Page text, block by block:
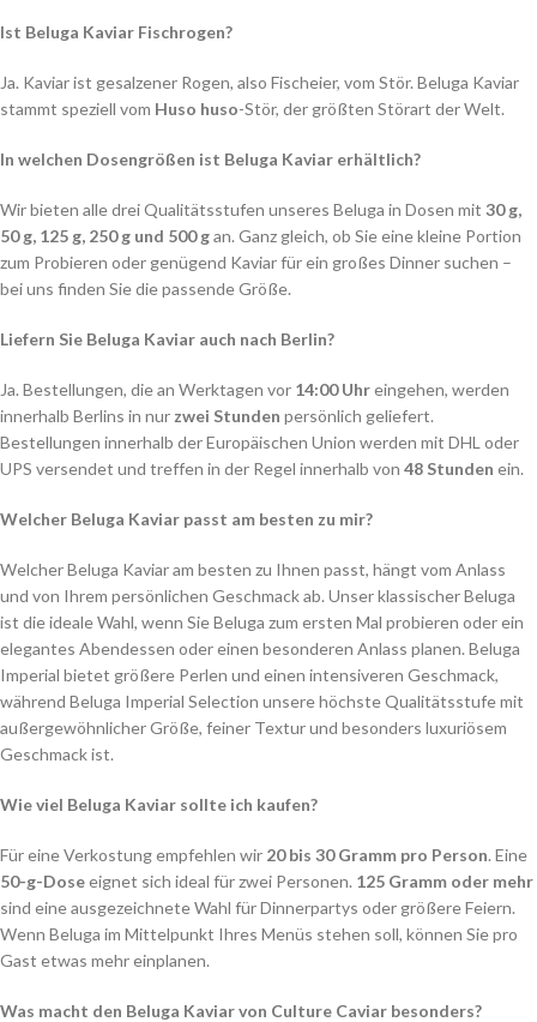
Ist Beluga Kaviar Fischrogen?
Ja. Kaviar ist gesalzener Rogen, also Fischeier, vom Stör. Beluga Kaviar
stammt speziell vom Huso huso-Stör, der größten Störart der Welt.
In welchen Dosengrößen ist Beluga Kaviar erhältlich?
Wir bieten alle drei Qualitätsstufen unseres Beluga in Dosen mit 30 g,
50 g, 125 g, 250 g und 500 gan. Ganz gleich, ob Sie eine kleine Portion
zum Probieren oder genügend Kaviar für ein großes Dinner suchen –
bei uns finden Sie die passende Größe.
Liefern Sie Beluga Kaviar auch nach Berlin?
Ja. Bestellungen, die an Werktagen vor 14:00 Uhreingehen, werden
innerhalb Berlins in nur zwei Stunden persönlich geliefert.
Bestellungen innerhalb der Europäischen Union werden mit DHL oder
UPS versendet und treffen in der Regel innerhalb von 48 Stunden ein.
Welcher Beluga Kaviar passt am besten zu mir?
Welcher Beluga Kaviar am besten zu Ihnen passt, hängt vom Anlass
und von Ihrem persönlichen Geschmack ab. Unser klassischer Beluga
ist die ideale Wahl, wenn Sie Beluga zum ersten Mal probieren oder ein
elegantes Abendessen oder einen besonderen Anlass planen. Beluga
Imperial bietet größere Perlen und einen intensiveren Geschmack,
während Beluga Imperial Selection unsere höchste Qualitätsstufe mit
außergewöhnlicher Größe, feiner Textur und besonders luxuriösem
Geschmack ist.
Wie viel Beluga Kaviar sollte ich kaufen?
Für eine Verkostung empfehlen wir 20 bis 30 Gramm pro Person. Eine
50-g-Doseeignet sich ideal für zwei Personen. 125 Gramm oder mehr
sind eine ausgezeichnete Wahl für Dinnerpartys oder größere Feiern.
Wenn Beluga im Mittelpunkt Ihres Menüs stehen soll, können Sie pro
Gast etwas mehr einplanen.
Was macht den Beluga Kaviar von Culture Caviar besonders?